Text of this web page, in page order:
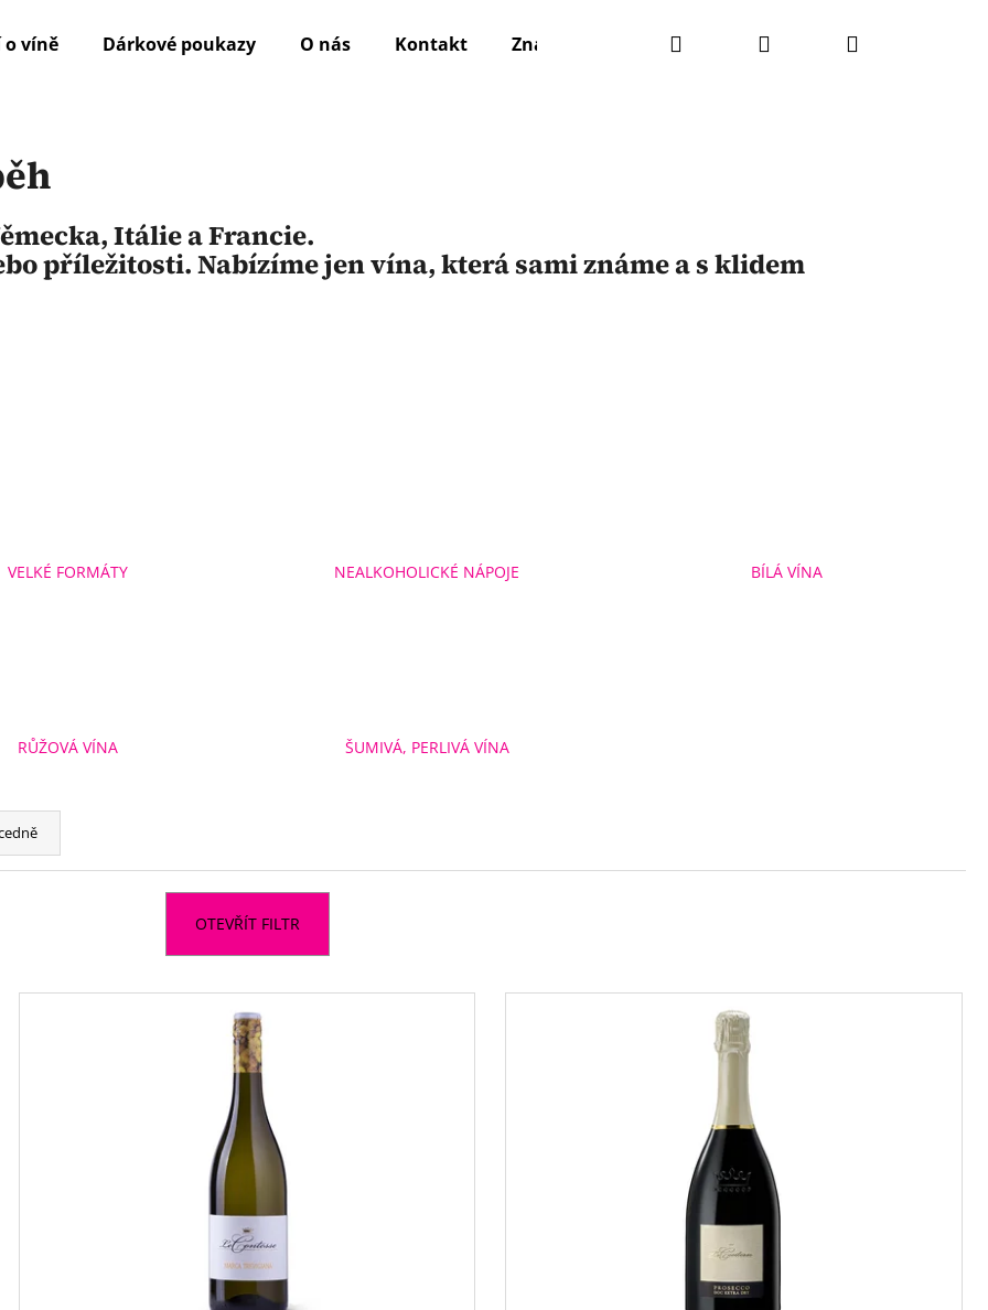
o víně Dárkové poukazy O nás Kontakt Značky Hledat PřihlášeníNákupní
ItálieaFrancie.
příležitosti.Nabízímejenvína,kterásamiznámeasklidem
VELKÉ FORMÁTY NEALKOHOLICKÉ NÁPOJE BÍLÁ VÍNA
RŮŽOVÁ VÍNA ŠUMIVÁ, PERLIVÁ VÍNA
OTEVŘÍT FILTR